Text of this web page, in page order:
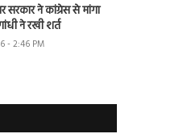
सरकार ने कांग्रेस से मांगा
ने रखी शर्त
- 2:46 PM